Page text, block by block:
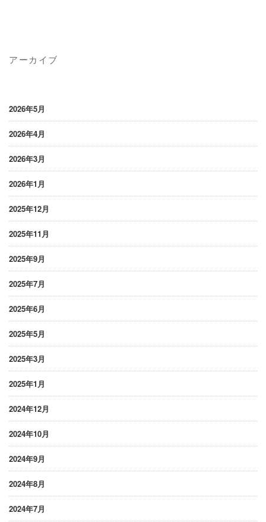
アーカイブ
2026年5月
2026年4月
2026年3月
2026年1月
2025年12月
2025年11月
2025年9月
2025年7月
2025年6月
2025年5月
2025年3月
2025年1月
2024年12月
2024年10月
2024年9月
2024年8月
2024年7月